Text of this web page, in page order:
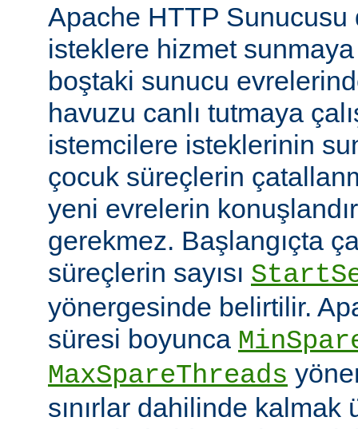
Apache HTTP Sunucusu
isteklere hizmet
boştaki sunucu
havuzu canlı tutmaya
istemcilere isteklerinin
çocuk süreçlerin
yeni evrelerin
gerekmez. Başlangıçta
süreçlerin sayısı
yönergesinde belirtilir.
süresi boyunca
MaxSpareThreads
sınırlar dahilinde